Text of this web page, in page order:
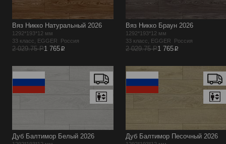
Вяз Никко Натуральный 2026
1292*193*12 мм
33 класс, EGGER Россия
2 029.75 Р1 765p
Вяз Никко Браун 2026
1292*193*12 мм
33 класс, EGGER Россия
2 029.75 Р1 765p
Дуб Балтимор Белый 2026 Дуб Балтимор Песочный 2026